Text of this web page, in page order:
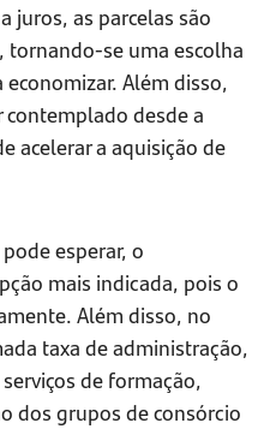
juros, as parcelas são
tornando-se uma escolha
Além disso,
contemplado desde a
acelerar a aquisição de
esperar, o
mais indicada, pois o
Além disso, no
taxa de administração,
de formação,
dos grupos de consórcio